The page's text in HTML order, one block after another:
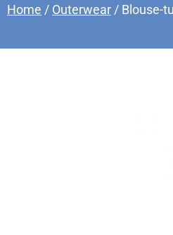
Home / Outerwear / Blouse-